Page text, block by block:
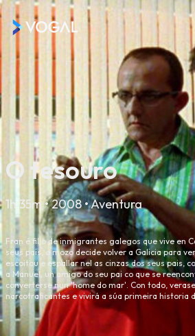
O tesouro
1h 35m • 2008 • Aventura
Fran é fillo de inmigrantes galegos que vive en
seus pais, o mozo decide volver a Galicia para
escoitou e espallar nel as cinzas dos seus pais,
a Manuel, un amigo do seu pai co que se
converterse nun 'home do mar'. Con todo,
narcotraficantes e vivirá a súa primeira historia